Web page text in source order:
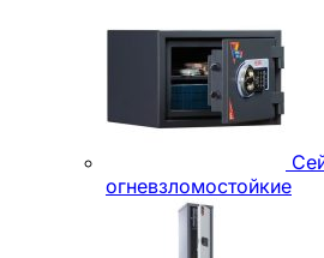
огневзломостойкие